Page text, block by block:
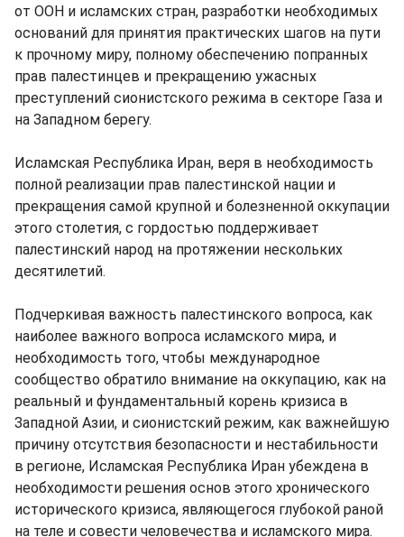
от ООН и исламских стран, разработки необходимых
оснований для принятия практических шагов на пути
к прочному миру, полному обеспечению попранных
прав палестинцев и прекращению ужасных
преступлений сионистского режима в секторе Газа и
на Западном берегу.
Исламская Республика Иран, веря в необходимость
полной реализации прав палестинской нации и
прекращения самой крупной и болезненной оккупации
этого столетия, с гордостью поддерживает
палестинский народ на протяжении нескольких
десятилетий.
Подчеркивая важность палестинского вопроса, как
наиболее важного вопроса исламского мира, и
необходимость того, чтобы международное
сообщество обратило внимание на оккупацию, как на
реальный и фундаментальный корень кризиса в
Западной Азии, и сионистский режим, как важнейшую
причину отсутствия безопасности и нестабильности
в регионе, Исламская Республика Иран убеждена в
необходимости решения основ этого хронического
исторического кризиса, являющегося глубокой раной
на теле и совести человечества и исламского мира.